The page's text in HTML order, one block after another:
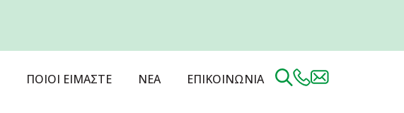
ΠΟΙΟΙ ΕΙΜΑΣΤΕ ΝΕΑ ΕΠΙΚΟΙΝΩΝΙΑ